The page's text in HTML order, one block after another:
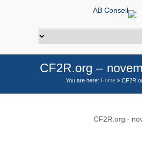
CF2R.org –
You are here: Home »